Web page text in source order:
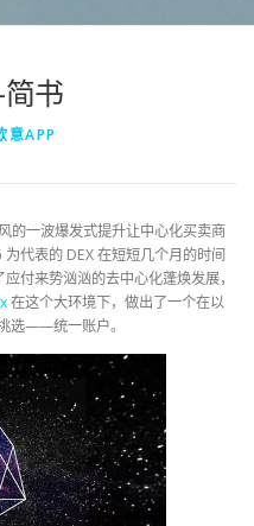
简书
意APP
的一波爆发式提升让中心化买卖商
代表的 DEX 在短短几个月的时间
付来势汹汹的去中心化蓬焕发展，
在这个大环境下，做出了一个在以
选——统一账户。